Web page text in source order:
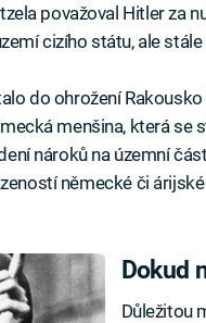
považoval Hitler za
cizího státu, ale
do ohrožení
menšina, která se
nároků na územní
německé či
Dokud
Důležitou